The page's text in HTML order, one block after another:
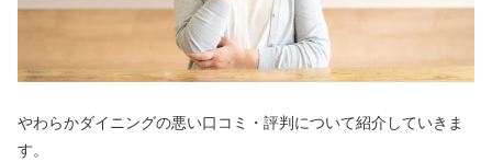
やわらかダイニングの悪い口コミ・評判について紹介していきま
す。